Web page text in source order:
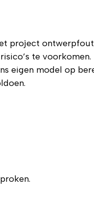
project
te voorkomen.
eigen model op